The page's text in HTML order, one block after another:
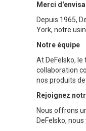
Merci
Depuis 1965,
York, notre
Notre équipe
At DeFelsko,
collaboration
nos produits
Rejoignez
Nous offrons
DeFelsko,